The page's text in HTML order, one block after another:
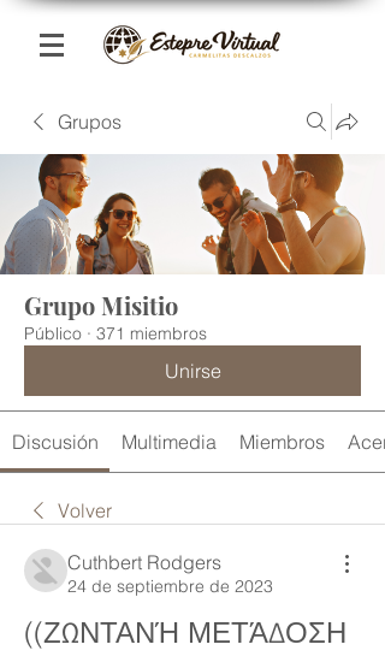
Grupos
Grupo Misitio
Público · 371 miembros
Unirse
Discusión Multimedia Miembros
Volver
Cuthbert Rodgers
24 de septiembre de 2023
((ΖΩΝΤΑΝΉ ΜΕΤΆΔΟΣΗ